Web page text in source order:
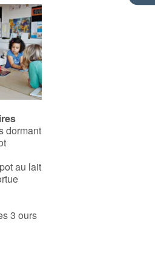
dormant
au lait
3 ours